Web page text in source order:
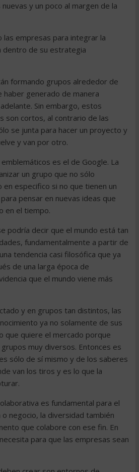
y un poco al margen de la
las empresas para integrar la
dentro de su estrategia
formando grupos alrededor de
haber generado de manera
Sin embargo, estos
son cortos, al contrario de las
se junta para hacer un proyecto y
y van por otro.
es el de Google. La
un grupo que no sólo
especifico si no que tienen un
pensar en nuevas ideas que
en el tiempo.
podría decir que el mundo está tan
fundamentalmente a partir de
tendencia casi filosófica que ya
de una larga época de
que el mundo viene más
y en grupos tan distintos, las
ya no solamente de sus
que quiere el mercado porque
muy diversos. Entonces es
sólo de sí mismo y de los saberes
van los tiros y es lo que la
es fundamental para el
negocio, la diversidad también
que colabore con ese fin. En
para que las empresas sean